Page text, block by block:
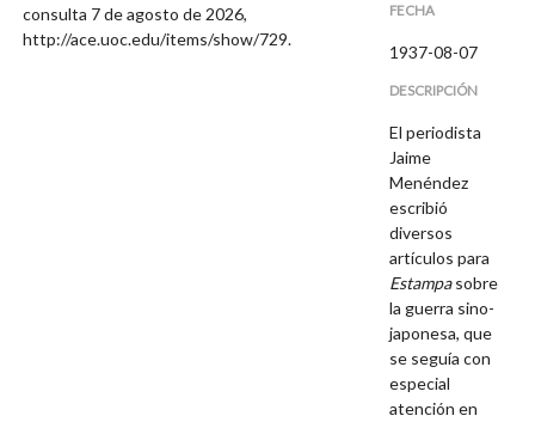
consulta 7 de agosto de 2026,
http://ace.uoc.edu/items/show/729.
FECHA
1937-08-07
DESCRIPCIÓN
El periodista
Jaime
Menéndez
escribió
diversos
artículos para
Estampasobre
la guerra sino-
japonesa, que
se seguía con
especial
atención en